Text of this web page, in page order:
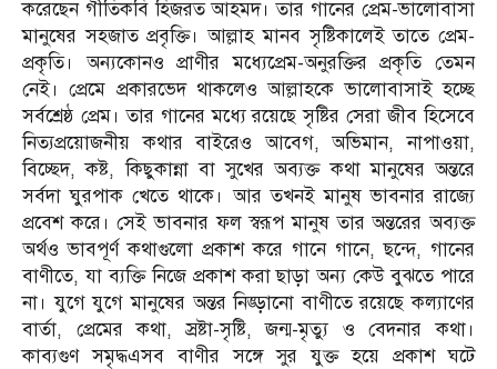
করেছেন গীতিকবি হিজরত আহমদ। তার গানের প্রেম-ভালোবাসা
মানুষের সহজাত প্রবৃক্তি। আল্লাহ মানব সৃষ্টিকালেই তাতে প্রেম-
প্রকৃতি। অন্যকোনও প্রাণীর মধ্যেপ্রেম-অনুরক্তির প্রকৃতি তেমন
নেই। প্রেমে প্রকারভেদ থাকলেও আল্লাহকে ভালোবাসাই হচ্ছে
সর্বশ্রেষ্ঠ প্রেম। তার গানের মধ্যে রয়েছে সৃষ্টির সেরা জীব হিসেবে
নিত্যপ্রয়োজনীয় কথার বাইরেও আবেগ, অভিমান, নাপাওয়া,
বিচ্ছেদ, কষ্ট, কিছুকান্না বা সুখের অব্যক্ত কথা মানুষের অন্তরে
সর্বদা ঘুরপাক খেতে থাকে। আর তখনই মানুষ ভাবনার রাজ্যে
প্রবেশ করে। সেই ভাবনার ফল স্বরূপ মানুষ তার অন্তরের অব্যক্ত
অর্থও ভাবপূর্ণ কথাগুলো প্রকাশ করে গানে গানে, ছন্দে, গানের
বাণীতে, যা ব্যক্তি নিজে প্রকাশ করা ছাড়া অন্য কেউ বুঝতে পারে
না। যুগে যুগে মানুষের অন্তর নিঙ্ড়ানো বাণীতে রয়েছে কল্যাণের
বার্তা, প্রেমের কথা, স্রষ্টা-সৃষ্টি, জন্ম-মৃত্যু ও বেদনার কথা।
কাব্যগুণ সমৃদ্ধএসব বাণীর সঙ্গে সুর যুক্ত হয়ে প্রকাশ ঘটে